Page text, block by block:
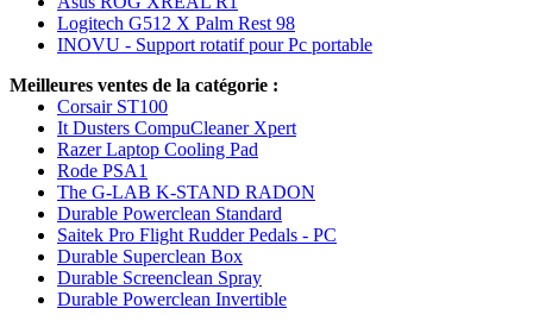
Logitech G512 X Palm Rest 98
INOVU - Support rotatif pour Pc portable
Meilleures ventes de la catégorie :
Corsair ST100
It Dusters CompuCleaner Xpert
Razer Laptop Cooling Pad
Rode PSA1
The G-LAB K-STAND RADON
Durable Powerclean Standard
Saitek Pro Flight Rudder Pedals - PC
Durable Superclean Box
Durable Screenclean Spray
Durable Powerclean Invertible